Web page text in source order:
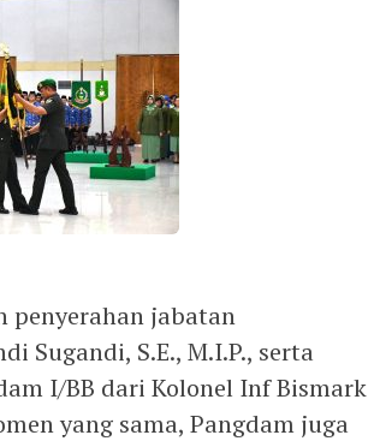
penyerahan jabatan
Sugandi, S.E., M.I.P., serta
I/BB dari Kolonel Inf Bismark
yang sama, Pangdam juga